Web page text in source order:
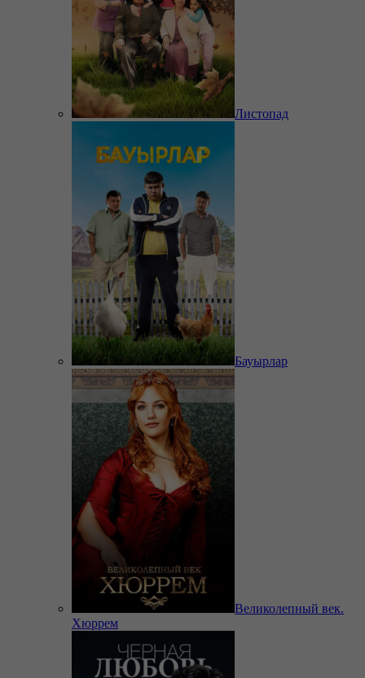
Листопад
Бауырлар
Великолепный век.
Хюррем